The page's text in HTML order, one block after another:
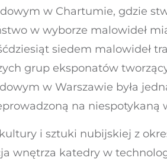
w Chartumie, gdzie
w wyborze malowideł
siedem malowideł
grup eksponatów
w Warszawie była
na niespotykaną
i sztuki nubijskiej z
wnętrza katedry w